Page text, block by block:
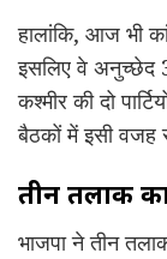
हालांकि, आज भी
इसलिए वे अनुच्छेद
कश्मीर की दो
बैठकों में इसी
तीन तलाक
भाजपा ने तीन